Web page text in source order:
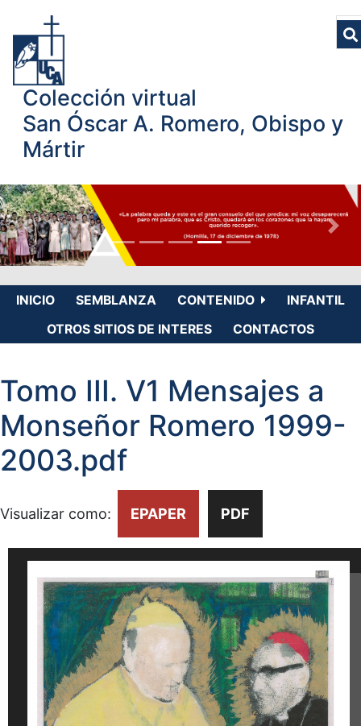
Colección virtual
San Óscar A. Romero, Obispo y
Mártir
INICIO SEMBLANZA CONTENIDO
INFANTIL
OTROS SITIOS DE INTERES
CONTACTOS
Tomo III. V1 Mensajes a
Monseñor Romero 1999-
2003.pdf
Visualizar como: EPAPER PDF